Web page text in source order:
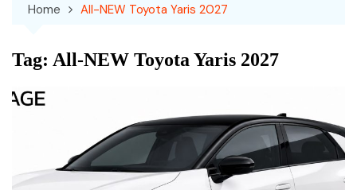
Home All-NEW Toyota Yaris 2027
Tag: All-NEW Toyota Yaris 2027